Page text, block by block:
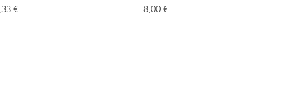
€
Prix
8,00 €